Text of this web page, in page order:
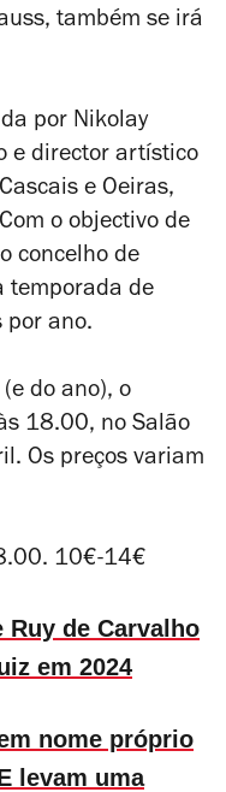
também se irá
por Nikolay
e director artístico
e Oeiras,
o objectivo de
concelho de
temporada de
por ano.
do ano), o
18.00, no Salão
Os preços variam
10€-14€
Ruy de Carvalho
em 2024
nome próprio
levam uma